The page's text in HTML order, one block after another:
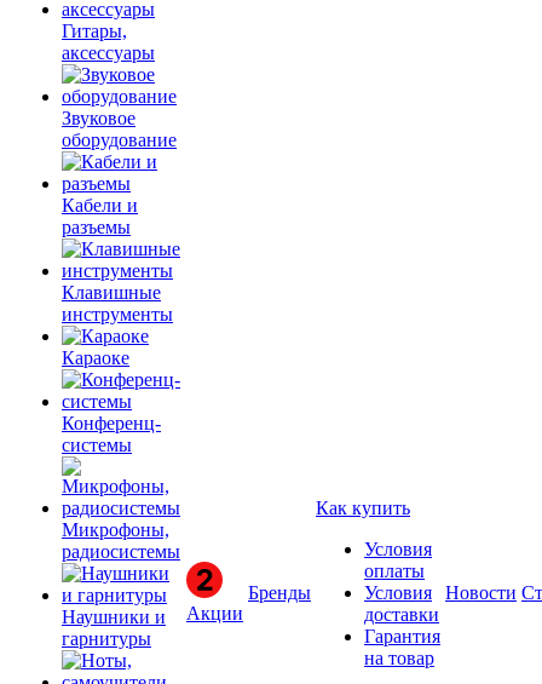
Гитары,
аксессуары
Звуковое
оборудование
Кабели и
разъемы
Клавишные
инструменты
Караоке
Конференц-
системы
Микрофоны,
радиосистемы
Наушники и
гарнитуры
Акции
Бренды
Как купить
Условия
оплаты
Условия
доставки
Гарантия
на товар
Новости